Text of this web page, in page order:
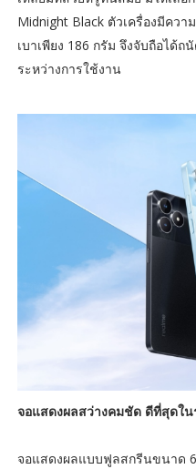
Midnight Black ตัวเครื่องมีคว
เบาเพียง 186 กรัม จึงจับถือได้
ระหว่างการใช้งาน
จอแสดงผลสว่างคมชัด ดีที่สุดใน
จอแสดงผลแบบฟูลสกรีนขนาด